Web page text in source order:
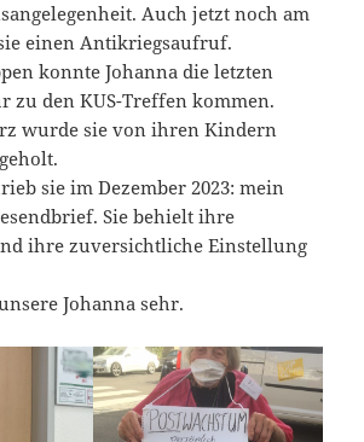
Auch jetzt noch am
einen Antikriegsaufruf.
konnte Johanna die letzten
zu den KUS-Treffen kommen.
wurde sie von ihren Kindern
sie im Dezember 2023: mein
Sie behielt ihre
ihre zuversichtliche Einstellung
Johanna sehr.